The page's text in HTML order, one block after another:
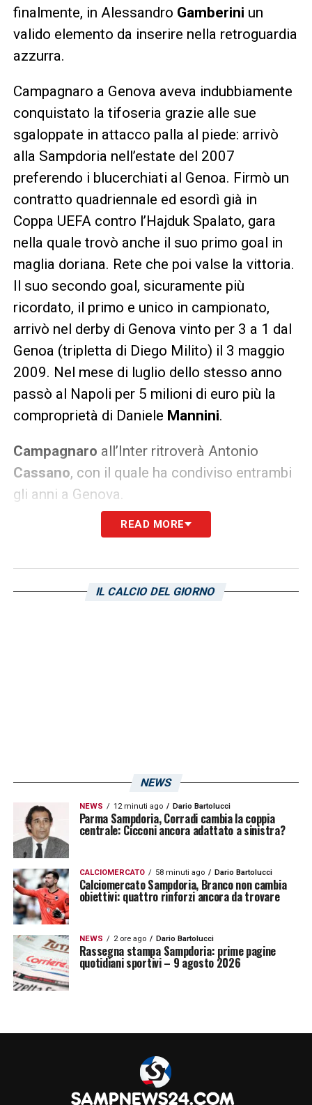
finalmente, in Alessandro Gamberini un
valido elemento da inserire nella retroguardia
azzurra.
Campagnaro a Genova aveva indubbiamente
conquistato la tifoseria grazie alle sue
sgaloppate in attacco palla al piede: arrivò
alla Sampdoria nell’estate del 2007
preferendo i blucerchiati al Genoa. Firmò un
contratto quadriennale ed esordì già in
Coppa UEFA contro l’Hajduk Spalato, gara
nella quale trovò anche il suo primo goal in
maglia doriana. Rete che poi valse la vittoria.
Il suo secondo goal, sicuramente più
ricordato, il primo e unico in campionato,
arrivò nel derby di Genova vinto per 3 a 1 dal
Genoa (tripletta di Diego Milito) il 3 maggio
2009. Nel mese di luglio dello stesso anno
passò al Napoli per 5 milioni di euro più la
comproprietà di Daniele Mannini.
Campagnaro all’Inter ritroverà Antonio
Cassano, con il quale ha condiviso entrambi
gli anni a Genova.
LA PLAYLIST DELLE NOSTRE TOP NEWS
READ MORE
IL CALCIO DEL GIORNO
NEWS
NEWS 12 minuti ago Dario Bartolucci
Parma Sampdoria, Corradi cambia la coppia
centrale: Cicconi ancora adattato a sinistra?
CALCIOMERCATO 58 minuti ago Dario Bartolucci
Calciomercato Sampdoria, Branco non cambia
obiettivi: quattro rinforzi ancora da trovare
NEWS 2 ore ago Dario Bartolucci
Rassegna stampa Sampdoria: prime pagine
quotidiani sportivi – 9 agosto 2026